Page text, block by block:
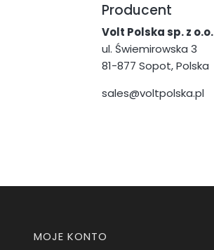
Producent
Volt Polska sp. z o.o.
ul. Świemirowska 3
81-877 Sopot, Polska
sales@voltpolska.pl
Linki w stopce
MOJE KONTO